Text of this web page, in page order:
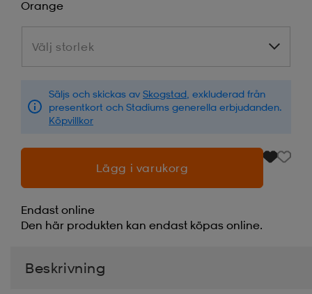
Orange
Välj storlek
Välj storlek
Säljs och skickas av Skogstad , exkluderad från
presentkort och Stadiums generella erbjudanden.
Köpvillkor
Lägg i varukorg
Endast online
Den här produkten kan endast köpas online.
Beskrivning